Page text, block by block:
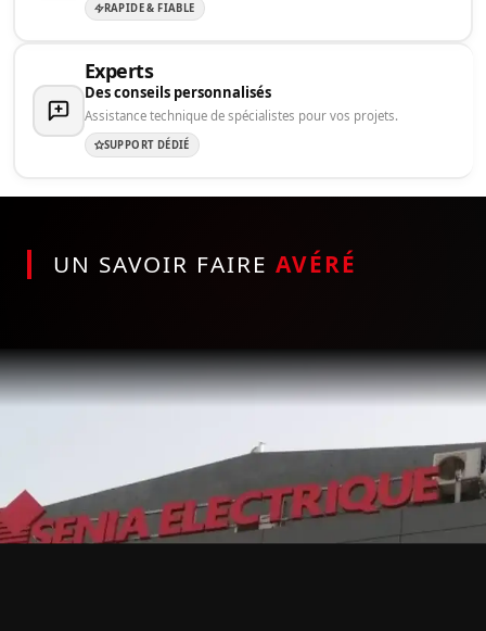
RAPIDE & FIABLE
Experts
Des conseils personnalisés
Assistance technique de spécialistes pour vos projets.
SUPPORT DÉDIÉ
UN SAVOIR FAIRE AVÉRÉ